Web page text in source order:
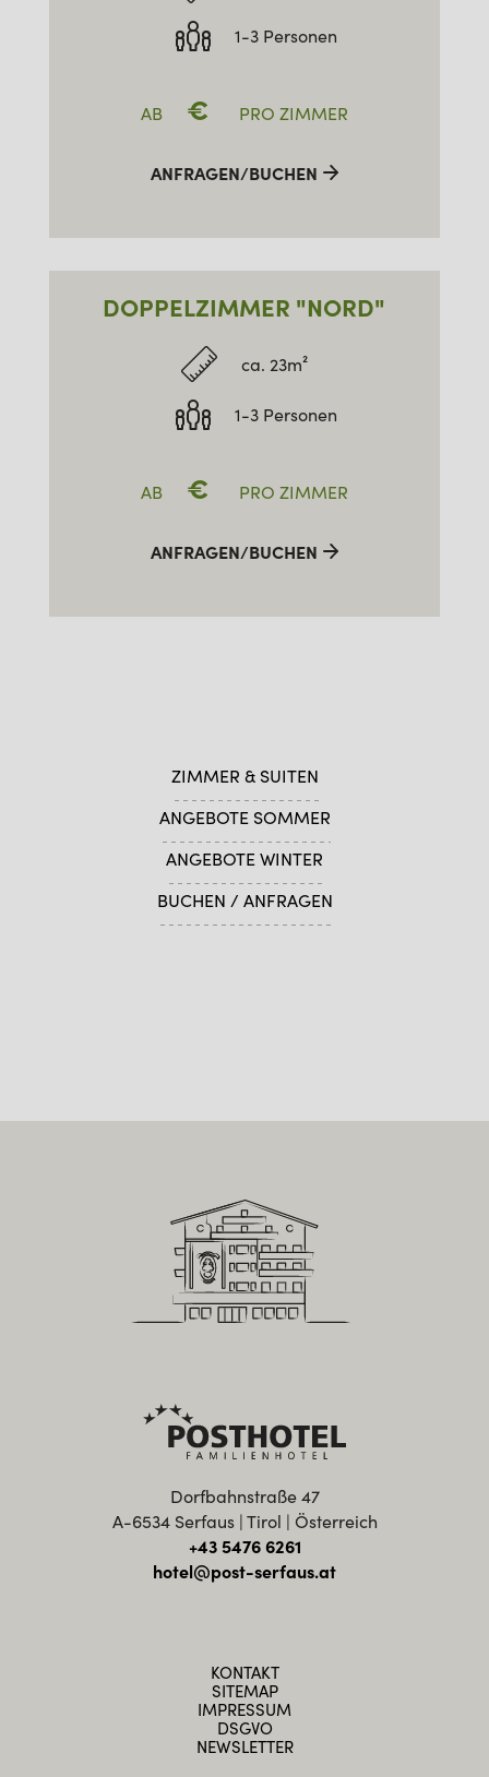
1-3 Personen
AB € PRO ZIMMER
ANFRAGEN/BUCHEN
DOPPELZIMMER "NORD"
ca. 23m²
1-3 Personen
AB € PRO ZIMMER
ANFRAGEN/BUCHEN
ZIMMER & SUITEN
ANGEBOTE SOMMER
ANGEBOTE WINTER
BUCHEN / ANFRAGEN
KONTAKT
SITEMAP
IMPRESSUM
DSGVO
NEWSLETTER
Dorfbahnstraße 47
A-6534 Serfaus | Tirol | Österreich
+43 5476 6261
hotel@post-serfaus.at